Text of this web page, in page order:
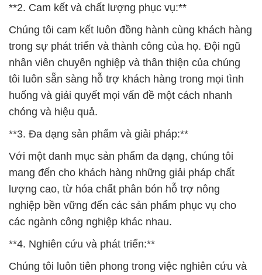
tôi luôn sẵn sàng hỗ trợ khách hàng trong mọi tình
huống và giải quyết mọi vấn đề một cách nhanh
chóng và hiệu quả.
**3. Đa dạng sản phẩm và giải pháp:**
Với một danh mục sản phẩm đa dạng, chúng tôi
mang đến cho khách hàng những giải pháp chất
lượng cao, từ hóa chất phân bón hỗ trợ nông
nghiệp bền vững đến các sản phẩm phục vụ cho
các ngành công nghiệp khác nhau.
**4. Nghiên cứu và phát triển:**
Chúng tôi luôn tiên phong trong việc nghiên cứu và
phát triển các giải pháp hóa chất hiệu quả, đồng
thời đảm bảo tuân thủ nghiêm ngặt các tiêu chuẩn
an toàn và môi trường.
Cảm ơn quý khách đã tin tưởng và lựa chọn Công